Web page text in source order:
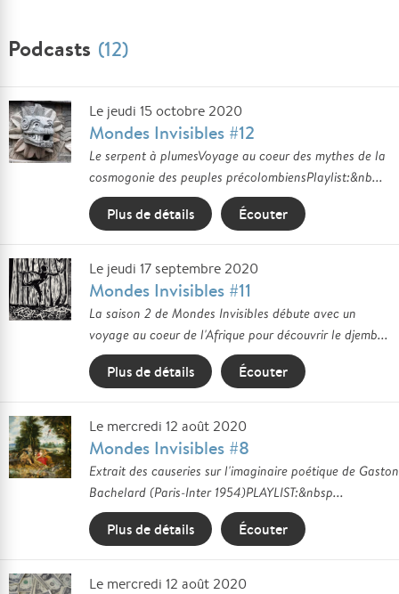
Podcasts (12)
Le jeudi 15 octobre 2020
Mondes Invisibles #12
Le serpent à plumesVoyage au coeur des mythes de la
cosmogonie des peuples précolombiensPlaylist:&nb...
Plus de détails Écouter
Le jeudi 17 septembre 2020
Mondes Invisibles #11
La saison 2 de Mondes Invisibles débute avec un
voyage au coeur de l'Afrique pour découvrir le djemb...
Plus de détails Écouter
Le mercredi 12 août 2020
Mondes Invisibles #8
Extrait des causeries sur l'imaginaire poétique de Gaston
Bachelard (Paris-Inter 1954)PLAYLIST:&nbsp...
Plus de détails Écouter
Le mercredi 12 août 2020